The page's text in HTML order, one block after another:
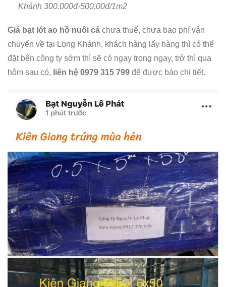
Khánh 300.000đ-500.00đ/1m2
Giá bạt lót ao hồ nuôi cá chưa thuế, chưa bao phí vận
chuyển về tại Long Khánh, khách hàng lấy hàng thì có thể
đặt bên công ty sớm thì sẽ có ngay trong ngay, trở thì qua
hôm sau có, liên hệ 0979 315 799 để được báo chi tiết.